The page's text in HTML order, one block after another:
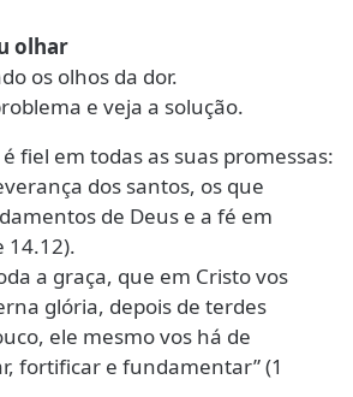
olhar
os olhos da dor.
e veja a solução.
é fiel em todas as suas promessas:
dos santos, os que
de Deus e a fé em
14.12).
a graça, que em Cristo vos
glória, depois de terdes
ele mesmo vos há de
fortificar e fundamentar” (1